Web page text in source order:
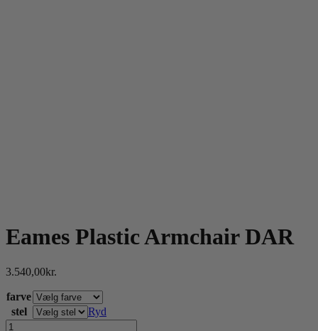
Eames Plastic Armchair DAR
3.540,00kr.
farve
stel
Ryd
Eames